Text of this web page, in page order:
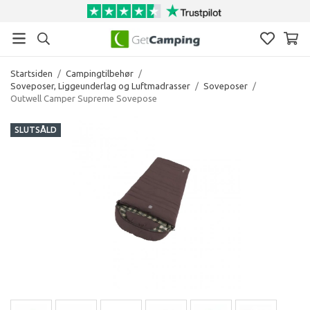
Startsiden / Campingtilbehør /
Soveposer, Liggeunderlag og Luftmadrasser / Soveposer /
Outwell Camper Supreme Sovepose
SLUTSÅLD